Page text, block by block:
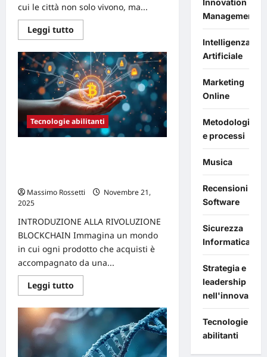
cui le città non solo vivono, ma...
Leggi tutto
di
su
Le
Smart
City
del
futuro
grazie
alla
combinazione
di
5G
Tecnologie abilitanti
Massimo Rossetti
Novembre 21,
2025
INTRODUZIONE ALLA RIVOLUZIONE
BLOCKCHAIN Immagina un mondo
in cui ogni prodotto che acquisti è
accompagnato da una...
Leggi tutto
di
su
Come
la
Blockchain
cambiando
Innovation
Management
Intelligenza
Artificiale
Marketing
Online
Metodologie
e processi
Musica
Recensioni
Software
Sicurezza
Informatica
Strategia e
leadership
Tecnologie
abilitanti